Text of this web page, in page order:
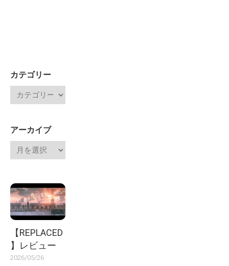
カテゴリー
アーカイブ
【REPLACED
】レビュー
2026/05/26